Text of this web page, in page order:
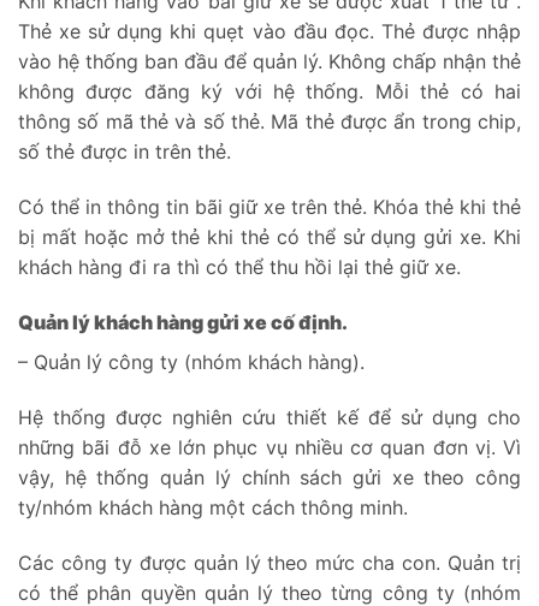
Thẻ xe sử dụng khi quẹt vào đầu đọc. Thẻ được nhập
vào hệ thống ban đầu để quản lý. Không chấp nhận thẻ
không được đăng ký với hệ thống. Mỗi thẻ có hai
thông số mã thẻ và số thẻ. Mã thẻ được ẩn trong chip,
số thẻ được in trên thẻ.
Có thể in thông tin bãi giữ xe trên thẻ. Khóa thẻ khi thẻ
bị mất hoặc mở thẻ khi thẻ có thể sử dụng gửi xe. Khi
khách hàng đi ra thì có thể thu hồi lại thẻ giữ xe.
Quản lý khách hàng gửi xe cố định.
– Quản lý công ty (nhóm khách hàng).
Hệ thống được nghiên cứu thiết kế để sử dụng cho
những bãi đỗ xe lớn phục vụ nhiều cơ quan đơn vị. Vì
vậy, hệ thống quản lý chính sách gửi xe theo công
ty/nhóm khách hàng một cách thông minh.
Các công ty được quản lý theo mức cha con. Quản trị
có thể phân quyền quản lý theo từng công ty (nhóm